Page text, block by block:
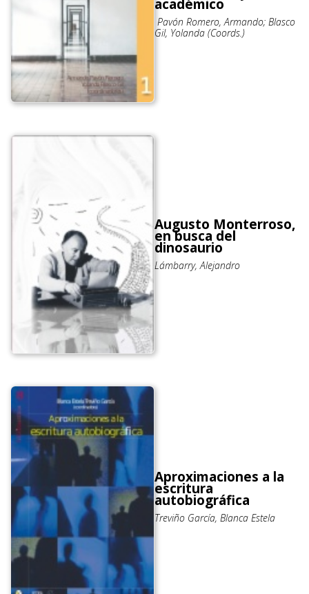
académico
Pavón Romero, Armando; Blasco
Gil, Yolanda (Coords.)
Augusto Monterroso,
en busca del
dinosaurio
Lámbarry, Alejandro
Aproximaciones a la
escritura
autobiográfica
Treviño García, Blanca Estela